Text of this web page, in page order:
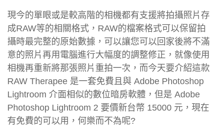
現今的單眼或是較高階的相機都有支援將拍攝照片存
成RAW等的相關格式，RAW的檔案格式可以保留拍
攝時最完整的原始數據，可以讓您可以回家後將不滿
意的照片再用電腦進行大幅度的調整修正，就像使用
相機再重新將那張照片重拍一次，而今天要介紹這款
RAW Therapee 是一套免費且與 Adobe Photoshop
Lightroom 介面相似的數位暗房軟體，但是 Adobe
Photoshop Lightroom 2 要價新台幣 15000 元，現在
有免費的可以用，何樂而不為呢?